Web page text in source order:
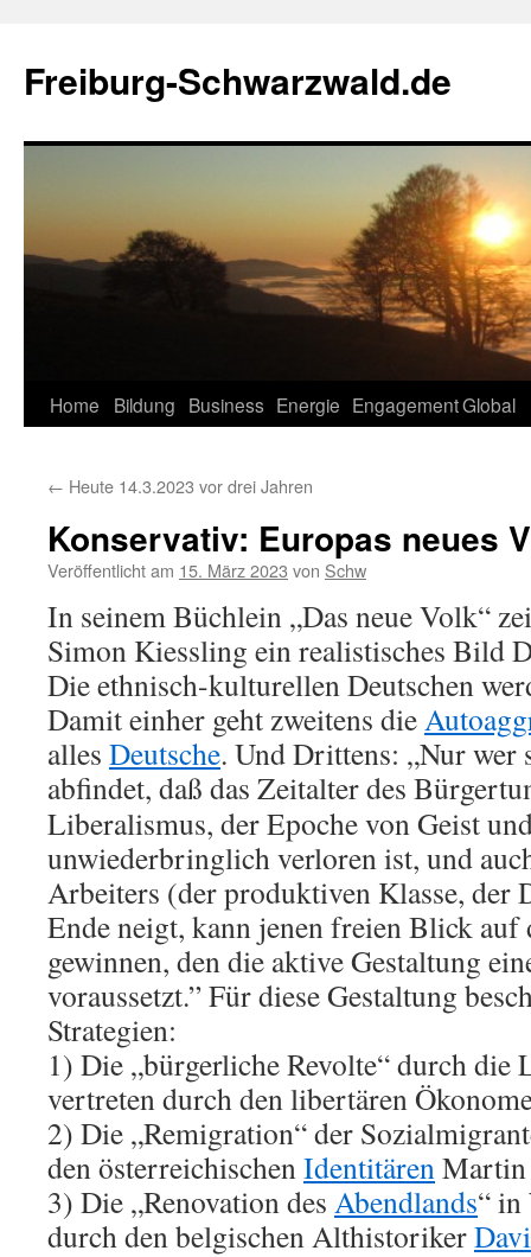
springen
Freiburg-Schwarzwald.de
Home Bildung Business Energie EngagementGlobal
← Heute 14.3.2023 vor drei Jahren
Konservativ: Europas neues
Veröffentlicht am 15. März 2023 von Schw
In seinem Büchlein „Das neue Volk“
Simon Kiessling ein realistisches Bild
Die ethnisch-kulturellen Deutschen
Damit einher geht zweitens die
alles Deutsche. Und Drittens: „Nur wer
abfindet, daß das Zeitalter des
Liberalismus, der Epoche von Geist
unwiederbringlich verloren ist, und
Arbeiters (der produktiven Klasse, der
Ende neigt, kann jenen freien Blick
gewinnen, den die aktive Gestaltung
voraussetzt.” Für diese Gestaltung
Strategien:
1) Die „bürgerliche Revolte“ durch die
vertreten durch den libertären
2) Die „Remigration“ der
den österreichischenIdentitärenMartin
3) Die „Renovation des Abendlands“ in
durch den belgischen Althistoriker